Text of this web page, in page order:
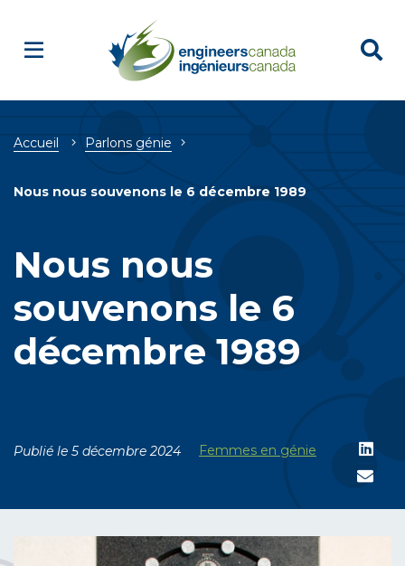
Breadcrumb
Accueil Parlons génie
Nous nous souvenons le 6 décembre 1989
Nous nous
souvenons le 6
décembre 1989
Publié le 5 décembre 2024 Femmes en génie